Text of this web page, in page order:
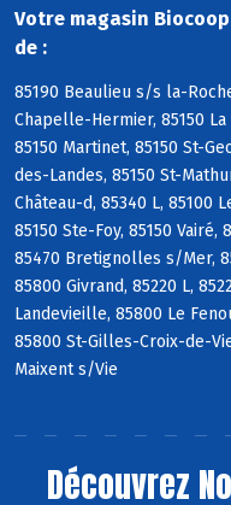
Votre magasin
de :
85190 Beaulieu s/s la-
Chapelle-Hermier, 85150
85150 Martinet, 85150 St-
des-Landes, 85150 St-
Château-d, 85340 L, 85100
85150 Ste-Foy, 85150
85470 Bretignolles s/Mer,
85800 Givrand, 85220 L,
Landevieille, 85800 Le
85800 St-Gilles-Croix-de-
Maixent s/Vie
Découvrez